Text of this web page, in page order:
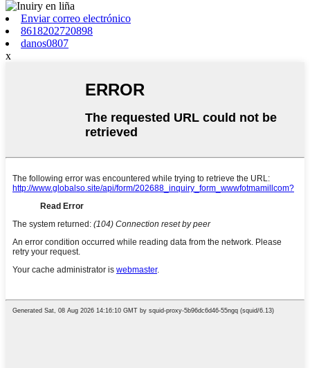
Enviar correo electrónico
8618202720898
danos0807
x